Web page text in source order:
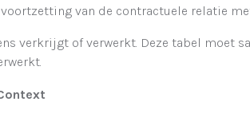
van de contractuele relatie
verkrijgt of verwerkt. Deze tabel moet